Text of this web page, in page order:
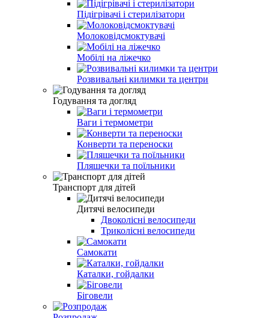
Підігрівачі і стерилізатори
Молоковідсмоктувачі
Мобілі на ліжечко
Розвивальні килимки та центри
Годування та догляд
Ваги і термометри
Конверти та переноски
Пляшечки та поїльники
Транспорт для дітей
Дитячі велосипеди
Двоколісні велосипеди
Триколісні велосипеди
Самокати
Каталки, гойдалки
Біговели